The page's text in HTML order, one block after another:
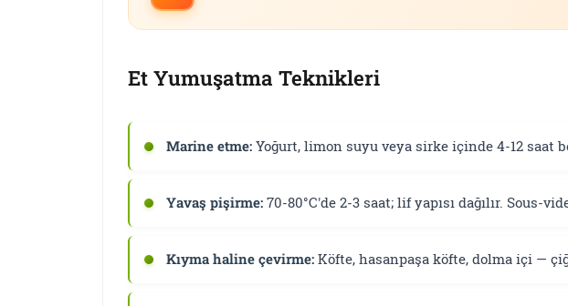
Et Yumuşatma Teknikleri
Marine etme: Yoğurt, limon suyu veya sirke içinde 4-12 saat
Yavaş pişirme: 70-80°C'de 2-3 saat; lif yapısı dağılır. Sous-
Kıyma haline çevirme: Köfte, hasanpaşa köfte, dolma içi —